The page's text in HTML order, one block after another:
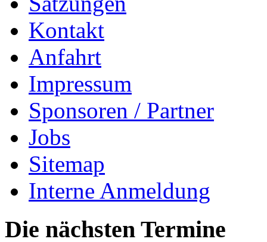
Kontakt
Anfahrt
Impressum
Sponsoren / Partner
Jobs
Sitemap
Interne Anmeldung
Die nächsten Termine